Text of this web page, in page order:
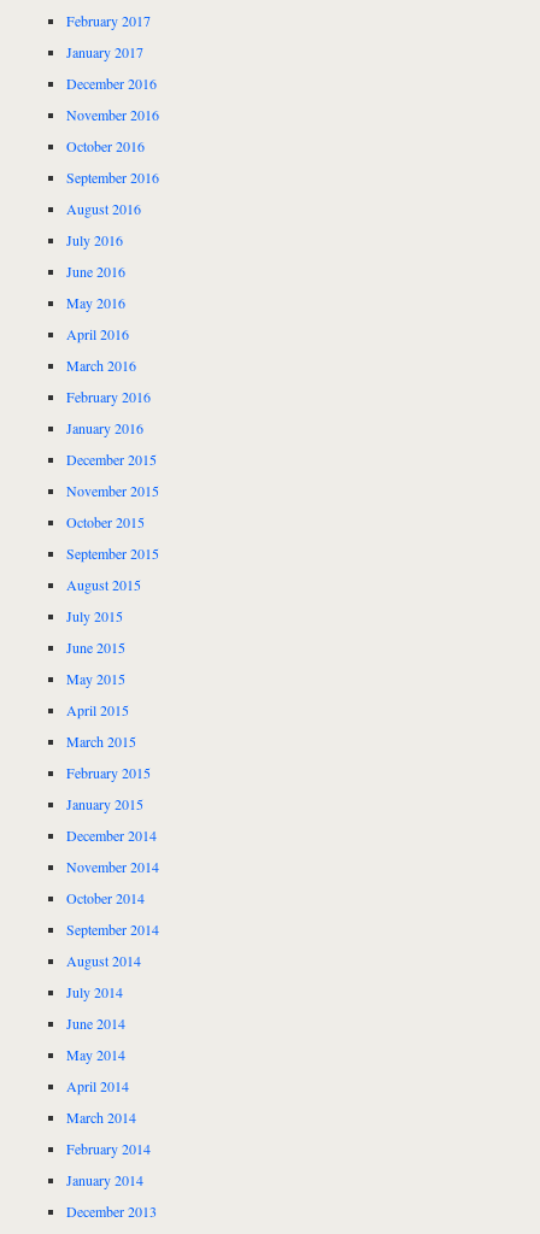
February 2017
January 2017
December 2016
November 2016
October 2016
September 2016
August 2016
July 2016
June 2016
May 2016
April 2016
March 2016
February 2016
January 2016
December 2015
November 2015
October 2015
September 2015
August 2015
July 2015
June 2015
May 2015
April 2015
March 2015
February 2015
January 2015
December 2014
November 2014
October 2014
September 2014
August 2014
July 2014
June 2014
May 2014
April 2014
March 2014
February 2014
January 2014
December 2013